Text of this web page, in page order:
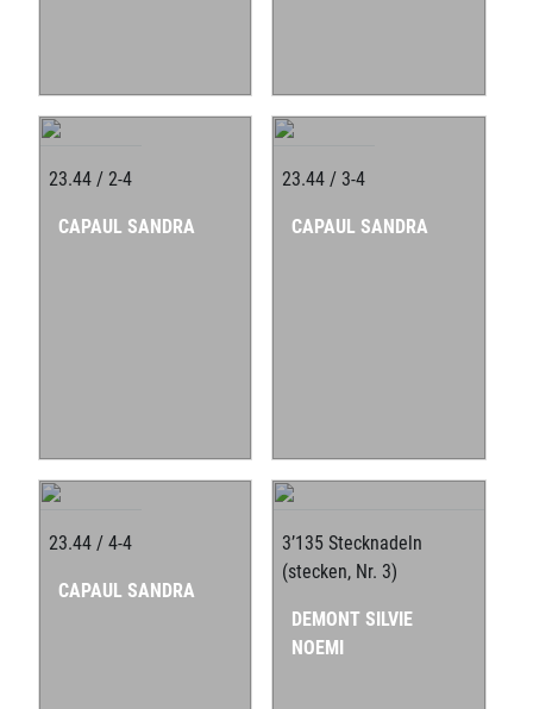
23.44 / 2-4
CAPAUL SANDRA
23.44 / 3-4
CAPAUL SANDRA
23.44 / 4-4
CAPAUL SANDRA
3’135 Stecknadeln
(stecken, Nr. 3)
DEMONT SILVIE
NOEMI